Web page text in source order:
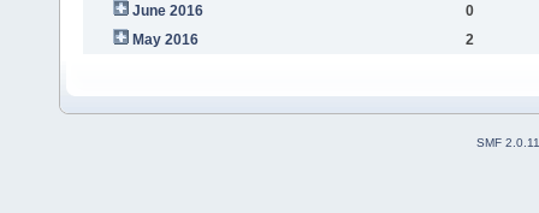
June 2016
0
May 2016
2
SMF 2.0.11